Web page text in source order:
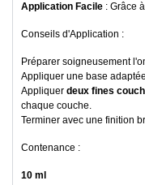
Application Facile : Grâce
Conseils d'Application :
Préparer soigneusement
Appliquer une base
Appliquer deux fines
chaque couche.
Terminer avec une finition
Contenance :
10 ml